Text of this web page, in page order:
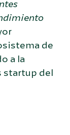
de
a la
startup del